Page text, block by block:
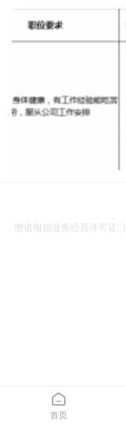
首页
增值电信业务经营许可证